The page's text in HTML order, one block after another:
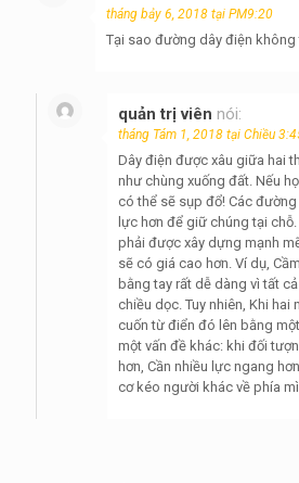
tháng bảy 6, 2018 tại PM9:20
Tại sao đường dây điện không
quản trị viên nói:
tháng Tám 1, 2018 tại Chiều
Dây điện được xâu giữa hai
như chùng xuống đất. Nếu
có thể sẽ sụp đổ! Các
lực hơn để giữ chúng tại
phải được xây dựng mạnh
sẽ có giá cao hơn. Ví dụ,
bằng tay rất dễ dàng vì tất
chiều dọc. Tuy nhiên, Khi
cuốn từ điển đó lên bằng
một vấn đề khác: khi đối
hơn, Cần nhiều lực ngang
cơ kéo người khác về phía